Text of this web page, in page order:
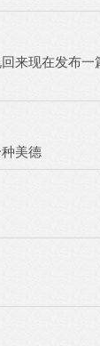
来现在发布一
美德